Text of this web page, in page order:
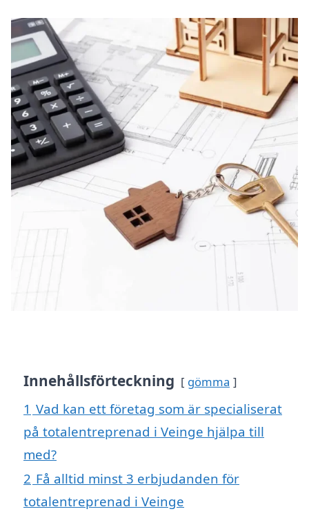
Innehållsförteckning gömma
1 Vad kan ett företag som är specialiserat
på totalentreprenad i Veinge hjälpa till
med?
2 Få alltid minst 3 erbjudanden för
totalentreprenad i Veinge